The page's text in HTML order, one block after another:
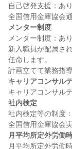
自己啓発支援：あり
メンター制度
メンター制度：あり
新入職員が配属さ
任命します。 　　
キャリアコンサル
社内検定
社内検定等の制度
月平均所定外労働